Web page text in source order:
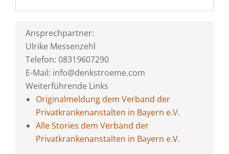
Ansprechpartner:
Ulrike Messenzehl
Telefon: 08319607290
E-Mail: info@denkstroeme.com
Weiterführende Links
Originalmeldung dem Verband der
Privatkrankenanstalten in Bayern e.V.
Alle Stories dem Verband der
Privatkrankenanstalten in Bayern e.V.